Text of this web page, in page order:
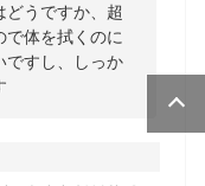
うですか、超
で体を拭くのに
ですし、しっか